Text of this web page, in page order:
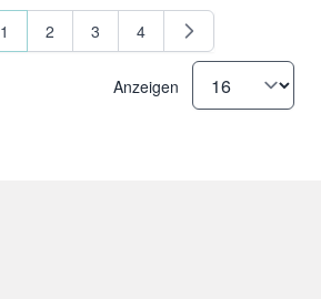
Sie lesen gerade Seite
1 Seite
2 Seite
3 Seite
4
Anzeigen